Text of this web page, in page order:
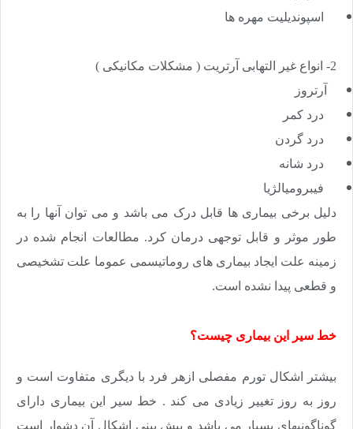
اسپوندیلیت مهره ها
2- انواع غیر التهابی آرتریت ( مشکلات مکانیکی )
آرتروز
درد کمر
درد گردن
درد شانه
فیبرومیالژیا
دلیل برخی بیماری ها قابل درک می باشد و می توان آنها را به
طور موثر و قابل توجهی درمان کرد. مطالعات انجام شده در
زمینه علت ایجاد بیماری های روماتیسمی عموما علت تشخیصی
و قطعی پیدا نشده است.
خط سیر این بیماری چیست؟
بیشتر اشکال تورم مفصلی ازهر فرد با دیگری متفاوت است و
روز به روز تغییر زیادی می کند . خط سیر این بیماری دارای
گوناگونیهای بسیار می باشد و پیش بینی اشکال آن دشوار است